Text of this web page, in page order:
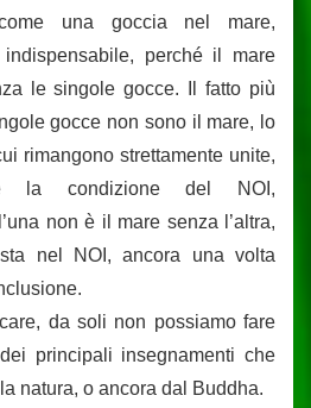
una goccia nel mare,
perché il mare
le singole gocce. Il fatto più
gocce non sono il mare, lo
rimangono strettamente unite,
condizione del NOI,
non è il mare senza l’altra,
nel NOI, ancora una volta
da soli non possiamo fare
principali insegnamenti che
natura, o ancora dal Buddha.